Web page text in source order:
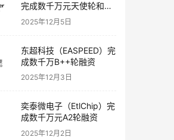
完成数千万元天使轮和天
使+轮融资
2025年12月5日
东超科技（EASPEED）完
成数千万B++轮融资
2025年12月3日
奕泰微电子（EtlChip）完
成数千万元A2轮融资
2025年12月2日